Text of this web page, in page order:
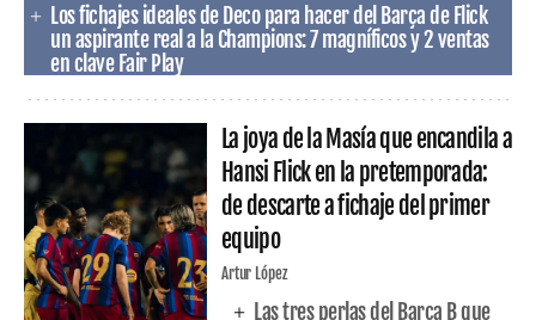
Los fichajes ideales de Deco para hacer del Barça de Flick
un aspirante real a la Champions: 7 magníficos y 2 ventas
en clave Fair Play
La joya de la Masía que encandila a
Hansi Flick en la pretemporada:
de descarte a fichaje del primer
equipo
Artur López
Las tres perlas del Barça B que